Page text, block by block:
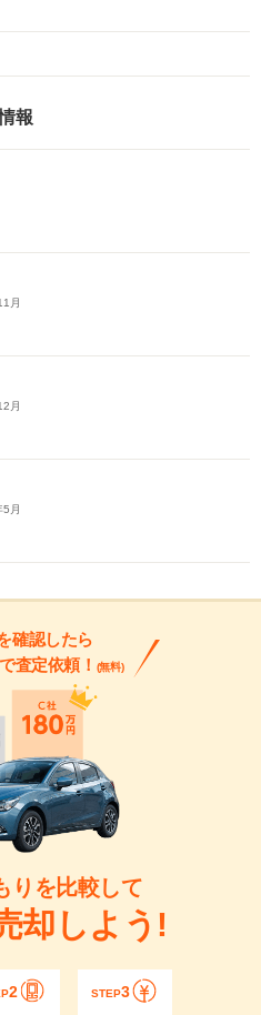
報
月
月
月
確認したら
査定依頼！ (無料)
りを比較して
却しよう!
2 STEP3